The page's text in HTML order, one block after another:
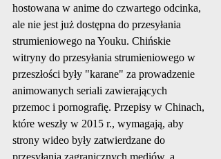
hostowana w anime do czwartego odcinka,
ale nie jest już dostępna do przesyłania
strumieniowego na Youku. Chińskie
witryny do przesyłania strumieniowego w
przeszłości były "karane" za prowadzenie
animowanych seriali zawierających
przemoc i pornografię. Przepisy w Chinach,
które weszły w 2015 r., wymagają, aby
strony wideo były zatwierdzane do
przesyłania zagranicznych mediów, a